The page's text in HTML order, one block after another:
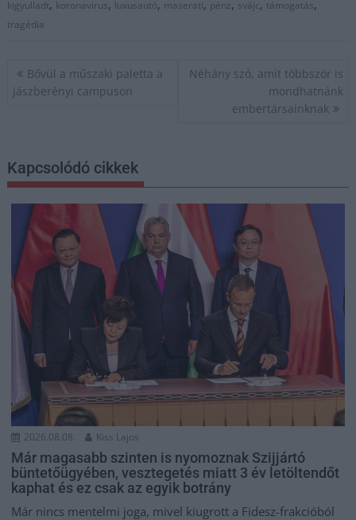
kigyulladt, koronavírus, luxusautó, maserati, pénz, svájc, támogatás,
tragédia
Bejegyzés
navigáció
Bővül a műszaki paletta a
jászberényi campuson
Néhány szó, amit többször is
mondhatnánk
embertársainknak
Kapcsolódó cikkek
2026.08.08. Kiss Lajos
Már magasabb szinten is nyomoznak Szijjártó
büntetőügyében, vesztegetés miatt 3 év letöltendőt
kaphat és ez csak az egyik botrány
Már nincs mentelmi joga, mivel kiugrott a Fidesz-frakcióból